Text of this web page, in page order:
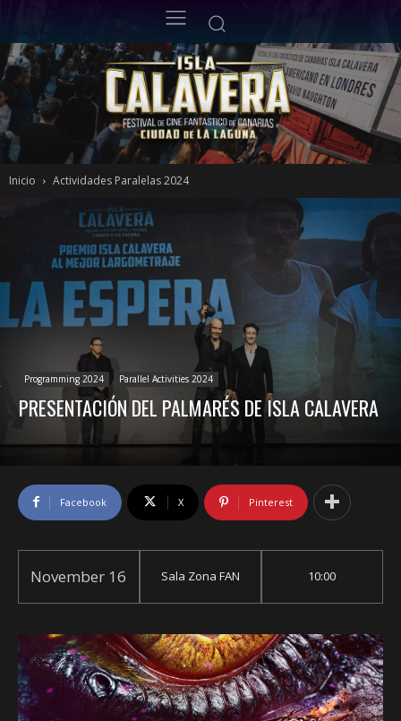
Inicio Actividades Paralelas 2024
Programming 2024 Parallel Activities 2024
PRESENTACIÓN DEL PALMARÉS DE ISLA CALAVERA
Facebook X Pinterest
November 16 Sala Zona FAN 10:00